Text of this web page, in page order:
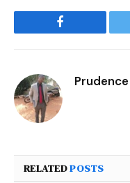
Facebook
RELATEDPOSTS